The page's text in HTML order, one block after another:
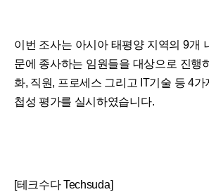
이번 조사는 아시아 태평양 지역의 9개
문에 종사하는 임원들을 대상으로 진행
화, 직원, 프로세스 그리고 IT기술 등 4가
첩성 평가를 실시하였습니다.
[테크수다 Techsuda]